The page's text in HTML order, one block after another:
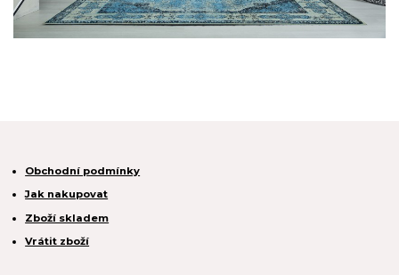
Obchodní podmínky
Jak nakupovat
Zboží skladem
Vrátit zboží